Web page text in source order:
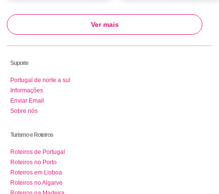
Ver mais
Suporte
Portugal de norte a sul
Informações
Enviar Email
Sobre nós
Turismo e Roteiros
Roteiros de Portugal
Roteiros no Porto
Roteiros em Lisboa
Roteiros no Algarve